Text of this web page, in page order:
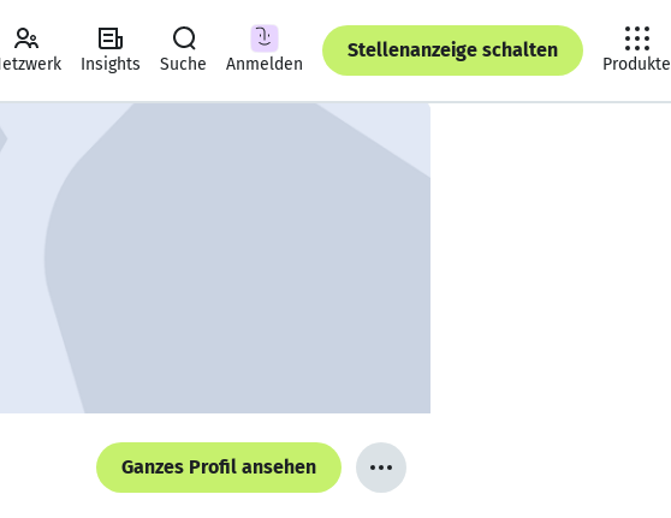
Insights Suche Anmelden
Stellenanzeige schalten
Produkte
Ganzes Profil ansehen